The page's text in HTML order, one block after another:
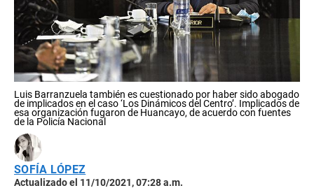
Luis Barranzuela también es cuestionado por haber sido abogado
de implicados en el caso ‘Los Dinámicos del Centro’. Implicados de
esa organización fugaron de Huancayo, de acuerdo con fuentes
de la Policía Nacional
SOFÍA LÓPEZ
Actualizado el 11/10/2021, 07:28 a.m.